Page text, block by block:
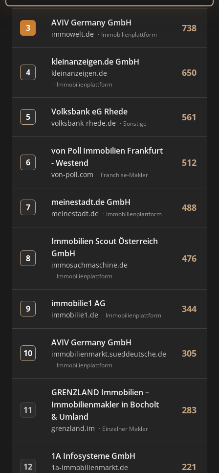
3 AVIV Germany GmbH
immowelt.de Immobilienplattform
738
4
kleinanzeigen.de GmbH
kleinanzeigen.de
Immobilienplattform
650
5 Volksbank eG Rhede
volksbank-rhede.de Sonstige
561
6
von Poll Immobilien Frankfurt
- Westend
von-poll.com Franchise-Makler
512
7 meinestadt.de GmbH
meinestadt.de Immobilienplattform
488
8
Immobilien Scout Österreich
GmbH
immosuchmaschine.de
Immobilienplattform
476
9 immobilie1 AG
immobilie1.de Immobilienplattform
344
10
AVIV Germany GmbH
immobilienmarkt.sueddeutsche.de
Immobilienplattform
305
11
GRENZLAND Immobilien –
Immobilienmakler in Bocholt
& Umland
grenzland.im Einzelner Makler
283
12
1A Infosysteme GmbH
1a-immobilienmarkt.de 221